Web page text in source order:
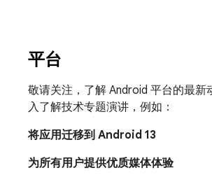
平台
敬请关注，了解 Android 平台的最新
入了解技术专题演讲，例如：
将应用迁移到 Android 13
为所有用户提供优质媒体体验